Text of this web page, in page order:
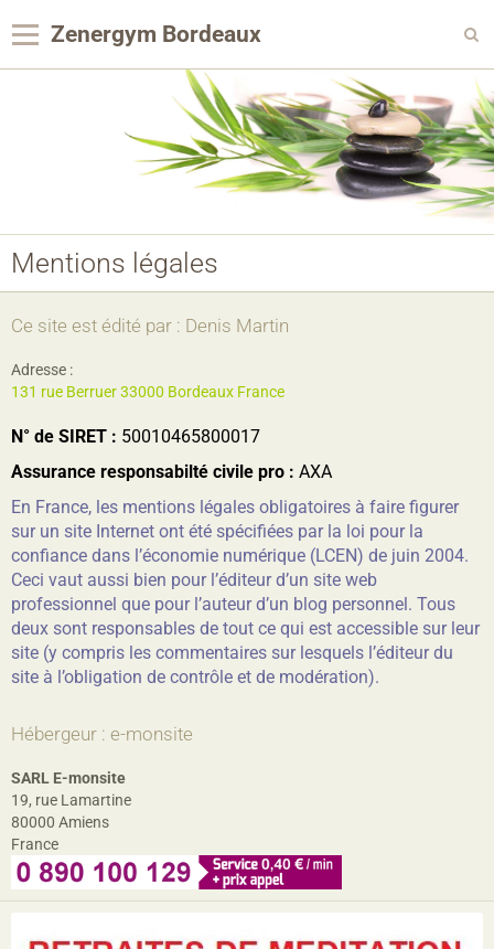
Zenergym Bordeaux
Votre compte
Agenda
Pages
Mentions légales
Ce site est édité par : Denis Martin
Adresse :
131 rue Berruer 33000 Bordeaux France
N° de SIRET : 50010465800017
Assurance responsabilté civile pro : AXA
En France, les mentions légales obligatoires à faire figurer
sur un site Internet ont été spécifiées par la loi pour la
confiance dans l’économie numérique (LCEN) de juin 2004.
Ceci vaut aussi bien pour l’éditeur d’un site web
professionnel que pour l’auteur d’un blog personnel. Tous
deux sont responsables de tout ce qui est accessible sur leur
site (y compris les commentaires sur lesquels l’éditeur du
site à l’obligation de contrôle et de modération).
Hébergeur : e-monsite
SARL E-monsite
19, rue Lamartine
80000 Amiens
France